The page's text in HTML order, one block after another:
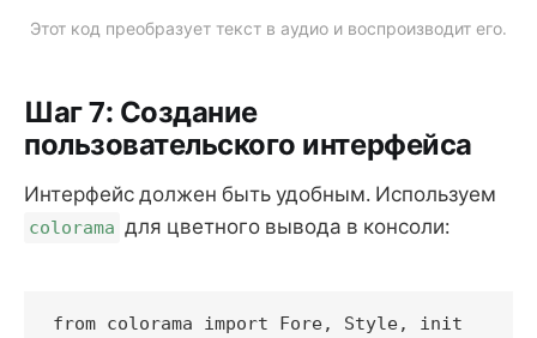
Этот код преобразует текст в аудио и воспроизводит его.
Шаг 7: Создание
пользовательского интерфейса
Интерфейс должен быть удобным. Используем
colorama для цветного вывода в консоли:
from colorama import Fore, Style, init